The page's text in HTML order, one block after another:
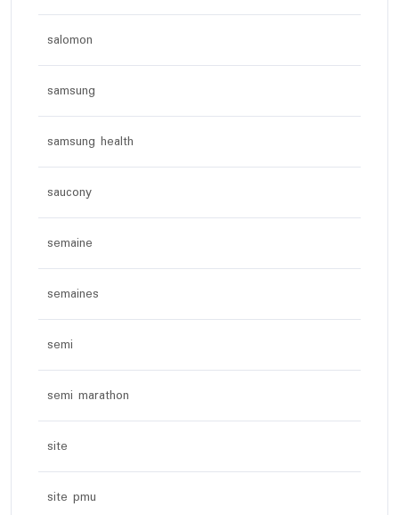
salomon
samsung
samsung health
saucony
semaine
semaines
semi
semi marathon
site
site pmu